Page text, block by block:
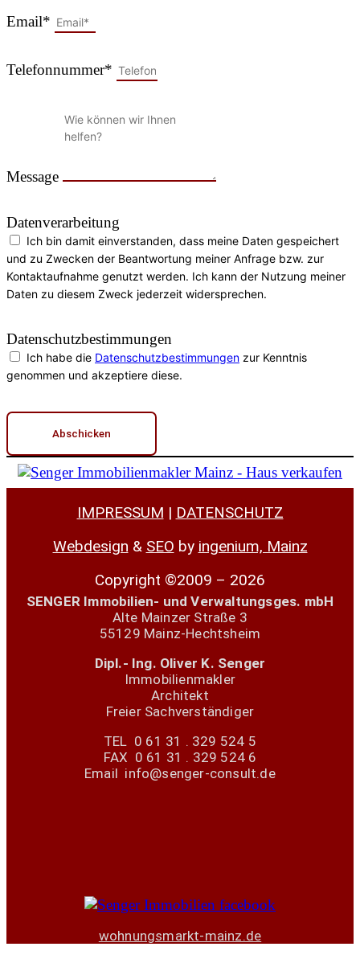
Email*
Telefonnummer*
Message
Datenverarbeitung
Ich bin damit einverstanden, dass meine Daten gespeichert
und zu Zwecken der Beantwortung meiner Anfrage bzw. zur
Kontaktaufnahme genutzt werden. Ich kann der Nutzung meiner
Daten zu diesem Zweck jederzeit widersprechen.
Datenschutzbestimmungen
Ich habe die Datenschutzbestimmungen zur Kenntnis
genommen und akzeptiere diese.
Abschicken
IMPRESSUM | DATENSCHUTZ
Webdesign & SEO by ingenium, Mainz
Copyright ©2009 – 2026
SENGER Immobilien- und Verwaltungsges. mbH
Alte Mainzer Straße 3
55129 Mainz-Hechtsheim
Dipl.- Ing. Oliver K. Senger
Immobilienmakler
Architekt
Freier Sachverständiger
TEL 0 61 31 . 329 524 5
FAX 0 61 31 . 329 524 6
Email info@senger-consult.de
wohnungsmarkt-mainz.de